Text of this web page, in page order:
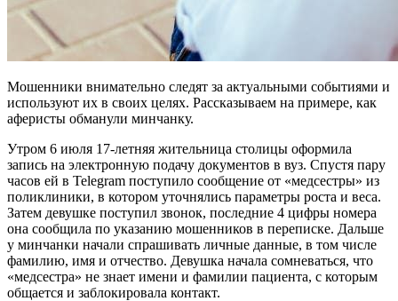
Мошенники внимательно следят за актуальными событиями и
используют их в своих целях. Рассказываем на примере, как
аферисты обманули минчанку.
Утром 6 июля 17-летняя жительница столицы оформила
запись на электронную подачу документов в вуз. Спустя пару
часов ей в Telegram поступило сообщение от «медсестры» из
поликлиники, в котором уточнялись параметры роста и веса.
Затем девушке поступил звонок, последние 4 цифры номера
она сообщила по указанию мошенников в переписке. Дальше
у минчанки начали спрашивать личные данные, в том числе
фамилию, имя и отчество. Девушка начала сомневаться, что
«медсестра» не знает имени и фамилии пациента, с которым
общается и заблокировала контакт.